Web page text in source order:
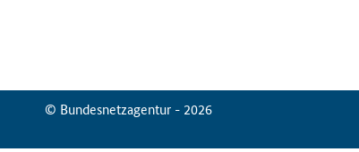
© Bundesnetzagentur - 2026